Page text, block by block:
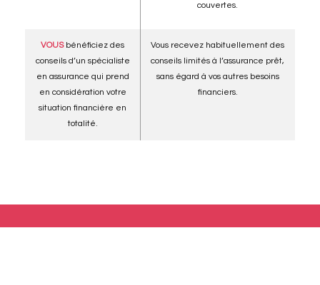
couvertes.
VOUSbénéficiez des
conseils d’un spécialiste
en assurance qui prend
en considération votre
situation financière en
totalité.
Vous recevez habituellement des
conseils limités à l’assurance prêt,
sans égard à vos autres besoins
financiers.